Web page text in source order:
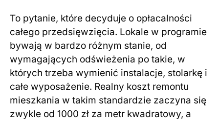
To pytanie, które decyduje o opłacalności
całego przedsięwzięcia. Lokale w programie
bywają w bardzo różnym stanie, od
wymagających odświeżenia po takie, w
których trzeba wymienić instalacje, stolarkę i
całe wyposażenie. Realny koszt remontu
mieszkania w takim standardzie zaczyna się
zwykle od 1000 zł za metr kwadratowy, a